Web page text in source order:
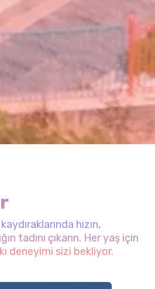
hızın,
tadını çıkarın. Her yaş için
deneyimi sizi bekliyor.